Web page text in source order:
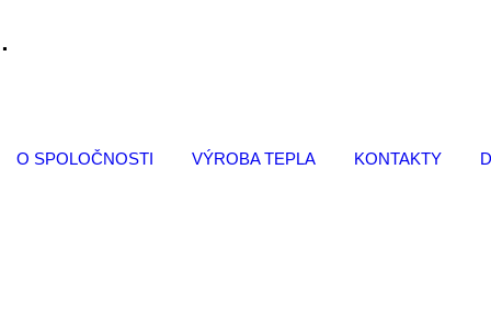
.
O SPOLOČNOSTI VÝROBA TEPLA KONTAKTY